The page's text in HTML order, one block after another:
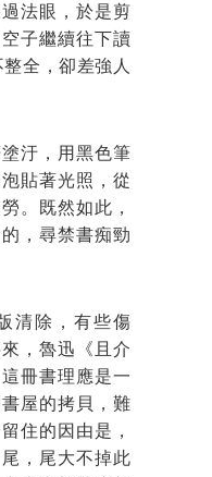
法眼，於是剪
子繼續往下讀
全，卻差強人
汙，用黑色筆
貼著光照，從
。既然如此，
，尋禁書痴勁
清除，有些傷
，魯迅《且介
冊書理應是一
屋的拷貝，難
住的因由是，
，尾大不掉此